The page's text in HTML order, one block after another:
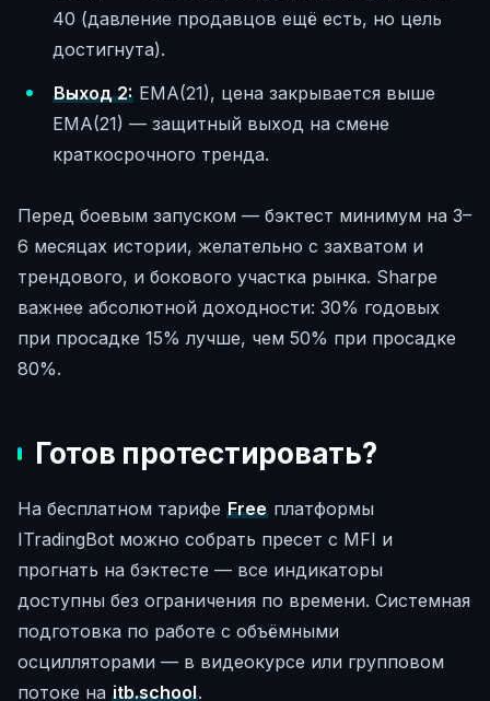
40 (давление продавцов ещё есть, но цель
достигнута).
Выход 2:EMA(21), цена закрывается выше
EMA(21) — защитный выход на смене
краткосрочного тренда.
Перед боевым запуском — бэктест минимум на 3–
6 месяцах истории, желательно с захватом и
трендового, и бокового участка рынка. Sharpe
важнее абсолютной доходности: 30% годовых
при просадке 15% лучше, чем 50% при просадке
80%.
Готов протестировать?
На бесплатном тарифе Freeплатформы
ITradingBot можно собрать пресет с MFI и
прогнать на бэктесте — все индикаторы
доступны без ограничения по времени. Системная
подготовка по работе с объёмными
осцилляторами — в видеокурсе или групповом
потоке на itb.school.